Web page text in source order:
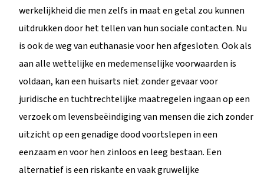
werkelijkheid die men zelfs in maat en getal zou kunnen
uitdrukken door het tellen van hun sociale contacten. Nu
is ook de weg van euthanasie voor hen afgesloten. Ook als
aan alle wettelijke en medemenselijke voorwaarden is
voldaan, kan een huisarts niet zonder gevaar voor
juridische en tuchtrechtelijke maatregelen ingaan op een
verzoek om levensbeëindiging van mensen die zich zonder
uitzicht op een genadige dood voortslepen in een
eenzaam en voor hen zinloos en leeg bestaan. Een
alternatief is een riskante en vaak gruwelijke